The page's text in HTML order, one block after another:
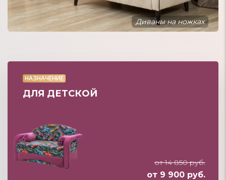
Диваны на ножках
НАЗНАЧЕНИЕ
ДЛЯ ДЕТСКОЙ
от 14 850 руб.
от 9 900 руб.